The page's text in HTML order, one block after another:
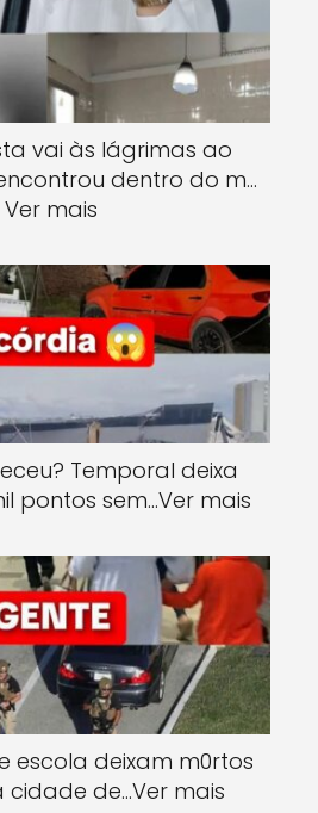
vai às lágrimas ao
dentro do m…
Ver mais
Temporal deixa
pontos sem…Ver mais
escola deixam m0rtos
cidade de…Ver mais